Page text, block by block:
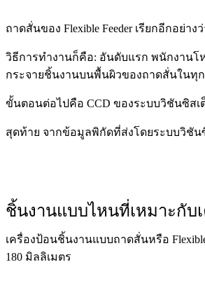
ถาดสั่นของ Flexible Feeder เรียกอีกอย่
วิธีการทำงานก็คือ: อันดับแรก พนักงานโหล
กระจายชิ้นงานบนพื้นผิวของถาดสั่นในทุ
ขั้นตอนต่อไปคือ CCD ของระบบวิชันซิส
สุดท้าย จากข้อมูลพิกัดที่ส่งโดยระบบวิชัน
ชิ้นงานแบบไหนที่เหมาะกับ
เครื่องป้อนชิ้นงานแบบถาดสั่นหรือ
180 มิลลิเมตร